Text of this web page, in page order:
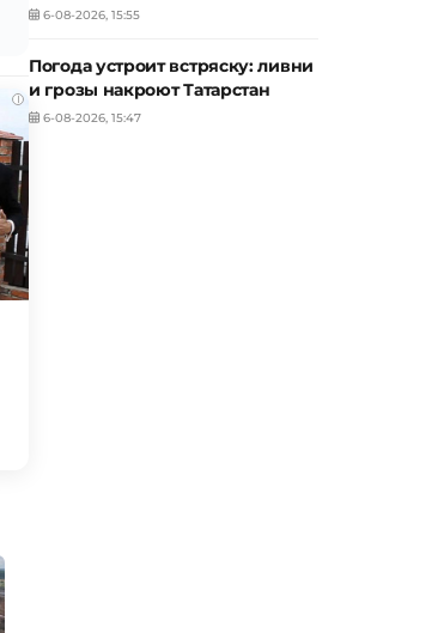
i
6-08-2026, 15:55
Погода устроит встряску: ливни
и грозы накроют Татарстан
6-08-2026, 15:47